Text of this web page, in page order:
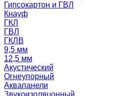
Гипсокартон и ГВЛ
Кнауф
ГКЛ
ГВЛ
ГКЛВ
9,5 мм
12,5 мм
Акустический
Огнеупорный
Аквапанели
Звукоизоляцонный